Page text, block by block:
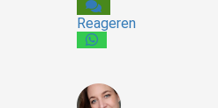
Reageren